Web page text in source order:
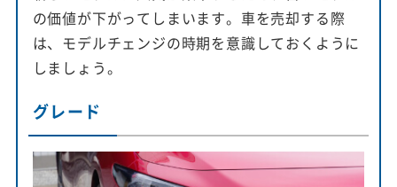
の価値が下がってしまいます。車を売却する際
は、モデルチェンジの時期を意識しておくように
しましょう。
グレード